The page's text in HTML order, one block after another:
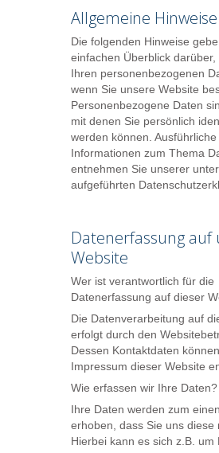
Allgemeine Hinweise
Die folgenden Hinweise
einfachen Überblick darüber,
Ihren personenbezogenen
wenn Sie unsere Website
Personenbezogene Daten
mit denen Sie persönlich
werden können. Ausführliche
Informationen zum Thema
entnehmen Sie unserer
aufgeführten
Datenerfassung auf
Website
Wer ist verantwortlich für die
Datenerfassung auf dieser
Die Datenverarbeitung auf
erfolgt durch den
Dessen Kontaktdaten
Impressum dieser Website
Wie erfassen wir Ihre Daten?
Ihre Daten werden zum
erhoben, dass Sie uns diese
Hierbei kann es sich z.B. um